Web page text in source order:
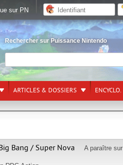
Rechercher sur Puissance Nintendo
ARTICLES & DOSSIERS ENCYCLO.
Bang / Super Nova
A paraître sur
sur PN